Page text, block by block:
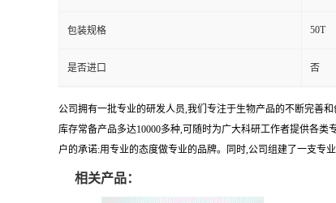
包装规格 50T
是否进口 否
公司拥有一批专业的研发人员,我们专注于生物产品的不断完善
库存常备产品多达10000多种,可随时为广大科研工作者提供各
户的承诺:用专业的态度做专业的品牌。同时,公司组建了一支专
相关产品：